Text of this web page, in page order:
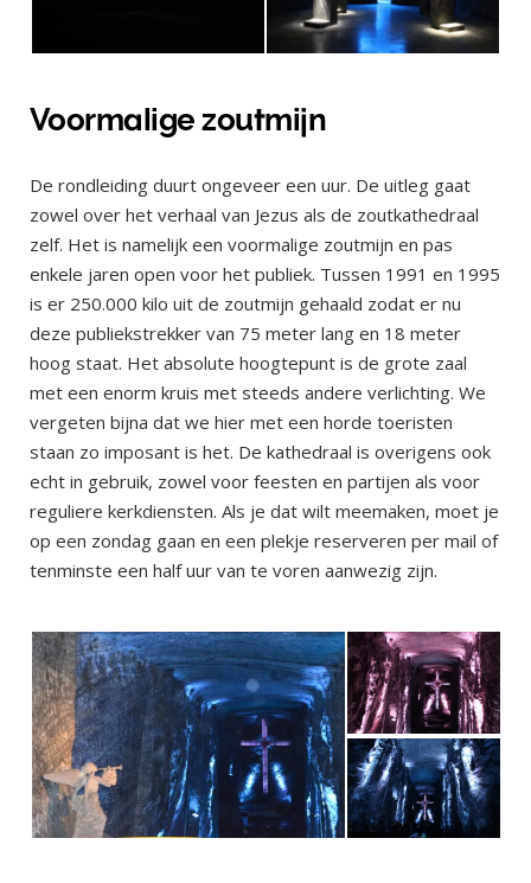
Voormalige zoutmijn
De rondleiding duurt ongeveer een uur. De uitleg gaat
zowel over het verhaal van Jezus als de zoutkathedraal
zelf. Het is namelijk een voormalige zoutmijn en pas
enkele jaren open voor het publiek. Tussen 1991 en 1995
is er 250.000 kilo uit de zoutmijn gehaald zodat er nu
deze publiekstrekker van 75 meter lang en 18 meter
hoog staat. Het absolute hoogtepunt is de grote zaal
met een enorm kruis met steeds andere verlichting. We
vergeten bijna dat we hier met een horde toeristen
staan zo imposant is het. De kathedraal is overigens ook
echt in gebruik, zowel voor feesten en partijen als voor
reguliere kerkdiensten. Als je dat wilt meemaken, moet je
op een zondag gaan en een plekje reserveren per mail of
tenminste een half uur van te voren aanwezig zijn.